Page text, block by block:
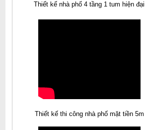
Thiết kế nhà phố 4 tầng 1 tum hiện đại
Thiết kế thi công nhà phố mặt tiền 5m